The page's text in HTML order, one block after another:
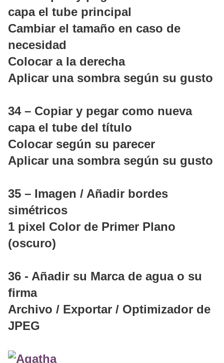
capa el tube principal
Cambiar el tamaño en caso de
necesidad
Colocar a la derecha
Aplicar una sombra según su gusto
34 – Copiar y pegar como nueva
capa el tube del título
Colocar según su parecer
Aplicar una sombra según su gusto
35 – Imagen / Añadir bordes
simétricos
1 pixel Color de Primer Plano
(oscuro)
36 - Añadir su Marca de agua o su
firma
Archivo / Exportar / Optimizador de
JPEG